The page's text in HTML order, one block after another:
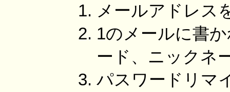
メールアドレス
1のメールに書
ード、ニックネ
パスワードリマ